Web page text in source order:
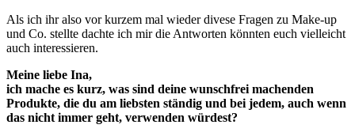
Als ich ihr also vor kurzem mal wieder divese Fragen zu Make-up
und Co. stellte dachte ich mir die Antworten könnten euch vielleicht
auch interessieren.
Meine liebe Ina,
ich mache es kurz, was sind deine wunschfrei machenden
Produkte, die du am liebsten ständig und bei jedem, auch wenn
das nicht immer geht, verwenden würdest?